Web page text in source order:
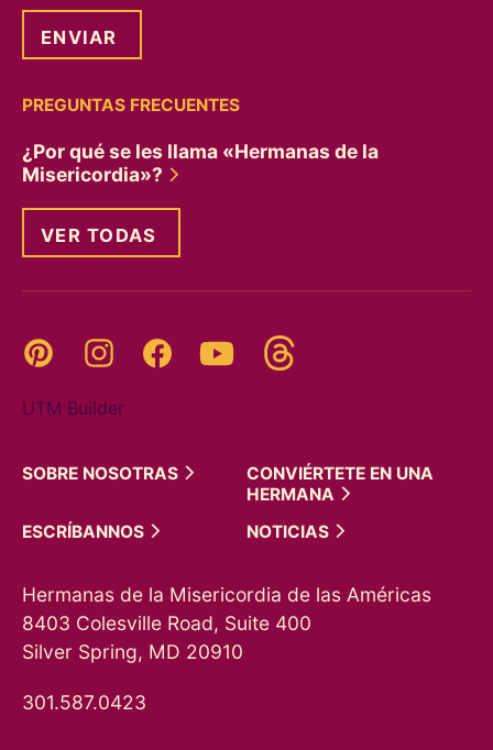
PREGUNTAS FRECUENTES
¿Por qué se les llama «Hermanas de la
Misericordia»?
VER TODAS
Pinterest InstagramFacebookYouTube
UTM Builder
SOBRE NOSOTRAS
CONVIÉRTETE EN UNA
HERMANA
ESCRÍBANNOS
NOTICIAS
Hermanas de la Misericordia de las Américas
8403 Colesville Road, Suite 400
Silver Spring, MD 20910
301.587.0423